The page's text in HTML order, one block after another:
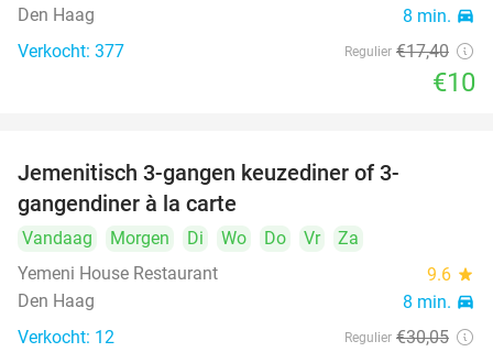
Den Haag 8 min. directions_car
Verkocht: 377 Regulier €17,40
€10
Jemenitisch 3-gangen keuzediner of 3-
gangendiner à la carte
Vandaag Morgen Di Wo Do Vr
Za
Yemeni House Restaurant
9.6 star
Den Haag 8 min. directions_car
Verkocht: 12 Regulier €30,05